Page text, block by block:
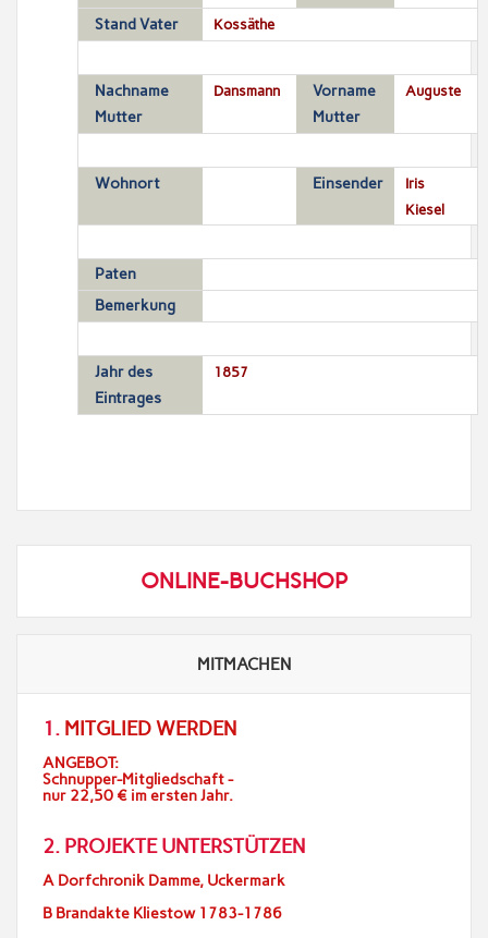
Stand Vater Kossäthe
Nachname
Mutter
Dansmann
Vorname
Mutter
Auguste
Wohnort Einsender
Iris
Kiesel
Paten
Bemerkung
Jahr des
Eintrages
1857
ONLINE-BUCHSHOP
MITMACHEN
1. MITGLIED WERDEN
ANGEBOT:
Schnupper-Mitgliedschaft -
nur 22,50 € im ersten Jahr.
2. PROJEKTE UNTERSTÜTZEN
A Dorfchronik Damme, Uckermark
B Brandakte Kliestow 1783-1786